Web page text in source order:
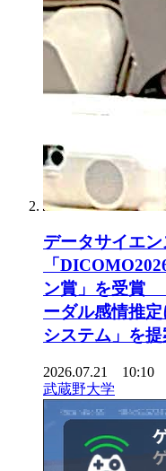
データサイエ
「
ン賞」を受賞
ーダル感情推
システム」を提
2026.07.21 10:10
武蔵野大学